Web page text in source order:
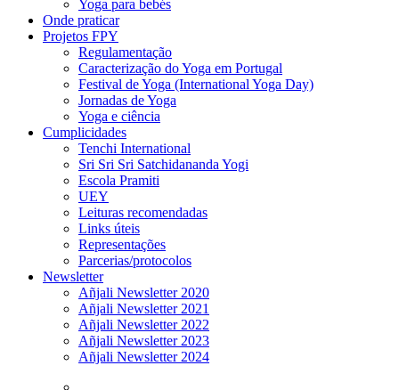
Yoga para bebés
Onde praticar
Projetos FPY
Regulamentação
Caracterização do Yoga em Portugal
Festival de Yoga (International Yoga Day)
Jornadas de Yoga
Yoga e ciência
Cumplicidades
Tenchi International
Sri Sri Sri Satchidananda Yogi
Escola Pramiti
UEY
Leituras recomendadas
Links úteis
Representações
Parcerias/protocolos
Newsletter
Añjali Newsletter 2020
Añjali Newsletter 2021
Añjali Newsletter 2022
Añjali Newsletter 2023
Añjali Newsletter 2024